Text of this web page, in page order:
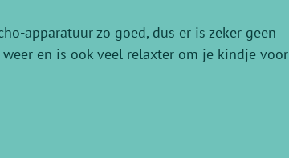
apparatuur zo goed, dus er is zeker geen
en is ook veel relaxter om je kindje voor